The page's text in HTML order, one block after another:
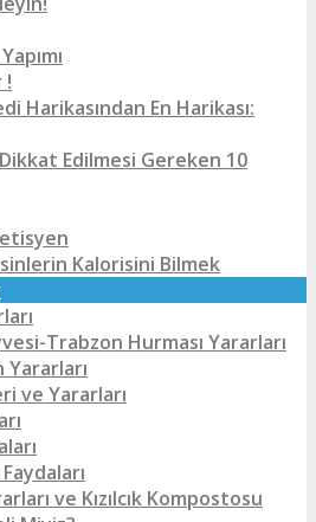
!
Harikasından En Harikası:
Edilmesi Gereken 10
Kalorisini Bilmek
Trabzon Hurması Yararları
Yararları
ve Yararları
ve Kızılcık Kompostosu